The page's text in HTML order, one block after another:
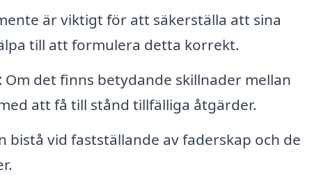
är viktigt för att säkerställa att sina
till att formulera detta korrekt.
Om det finns betydande skillnader mellan
att få till stånd tillfälliga åtgärder.
bistå vid fastställande av faderskap och de